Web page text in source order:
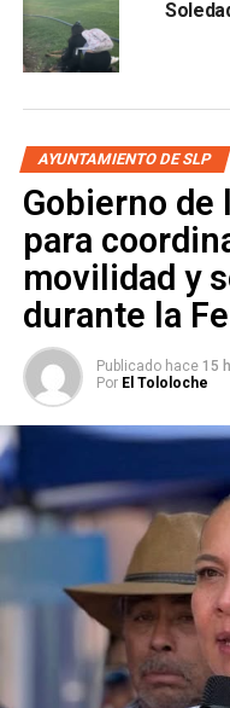
evitar zonas arboladas
SOLEDAD
SIGUIENTE
Policías de Soledad
intentó abusar de una
NO TE PIERDAS
Cierran los parques
Payán por fuertes
AYUNTAMIENTO DE SLP
Gobierno de
para
movilidad y
durante la
Publicado hace 15
Por El Tololoche